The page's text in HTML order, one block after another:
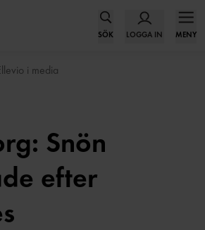
SÖK LOGGA IN MENY
i media
Snön
efter